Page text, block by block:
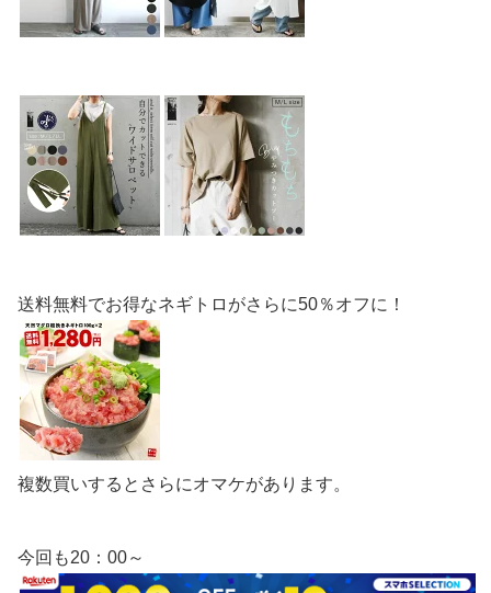
送料無料でお得なネギトロがさらに50％オフに！
複数買いするとさらにオマケがあります。
今回も20：00～